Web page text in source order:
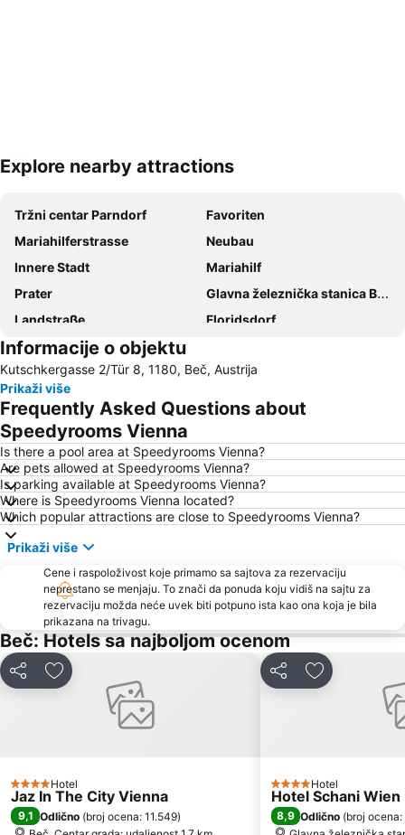
Explore nearby attractions
Tržni centar Parndorf
Favoriten
Mariahilferstrasse
Neubau
Innere Stadt
Mariahilf
Prater
Glavna železnička stanica Beč
Landstraße
Floridsdorf
Vienna Airport
Wiener Stadthalle
Leopoldstadt
U-Bahnlinie U1
Meidling
Kaiserstraße
Penzing
Hofburg
Ottakring
Istorijski centar Beča
Wien Simmering
Tržni centar Shopping city Sud
Lugner City
Belvedere Palace
Simmering
Bahnhof Südtiroler Platz
Arsenal
Stadion Center
Albertina
Wiener U-Bahn
Alter Bahnhof Stammersdorf - Stammersdorfer Bahnhofspark
Franz-Josefs-Bahnhof
Silvesterpfad
Casablanca
Stephansdom
Wien Mitte - The Mall
Hernals
Železnička stanica Beč Meidling
Pfarre Maria Geburt am Rennweg
Informacije o objektu
Kutschkergasse 2/Tür 8, 1180, Beč, Austrija
Prikaži više
Frequently Asked Questions about
Speedyrooms Vienna
Is there a pool area at Speedyrooms Vienna?
Are pets allowed at Speedyrooms Vienna?
Is parking available at Speedyrooms Vienna?
Where is Speedyrooms Vienna located?
Which popular attractions are close to Speedyrooms Vienna?
Prikaži više
Cene i raspoloživost koje primamo sa sajtova za rezervaciju
neprestano se menjaju. To znači da ponuda koju vidiš na sajtu za
rezervaciju možda neće uvek biti potpuno ista kao ona koja je bila
prikazana na trivagu.
Beč: Hotels sa najboljom ocenom
Deli Dodati u favorite
4 Zvezdice
Hotel
Jaz In The City Vienna
9,1 Odlično (broj ocena: 11.549)
Deli Dodati u
4 Zvezdice
Hotel
Hotel Schani
8,9 Odlično (broj ocena: